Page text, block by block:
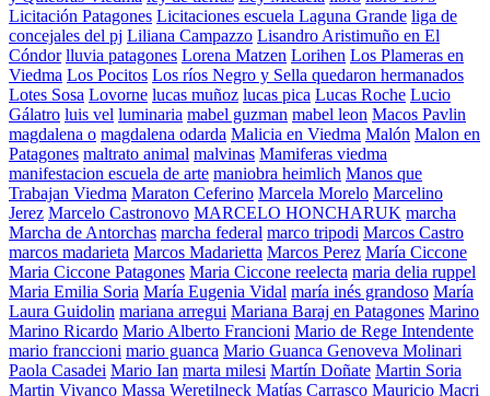
Licitación Patagones Licitaciones escuela Laguna Grande liga de
concejales del pj Liliana Campazzo Lisandro Aristimuño en El
Cóndor lluvia patagones Lorena Matzen Lorihen Los Plameras en
Viedma Los Pocitos Los ríos Negro y Sella quedaron hermanados
Lotes Sosa Lovorne lucas muñoz lucas pica Lucas Roche Lucio
Gálatro luis vel luminaria mabel guzman mabel leon Macos Pavlin
magdalena o magdalena odarda Malicia en Viedma Malón Malon en
Patagones maltrato animal malvinas Mamiferas viedma
manifestacion escuela de arte maniobra heimlich Manos que
Trabajan Viedma Maraton Ceferino Marcela Morelo Marcelino
Jerez Marcelo Castronovo MARCELO HONCHARUK marcha
Marcha de Antorchas marcha federal marco tripodi Marcos Castro
marcos madarieta Marcos Madarietta Marcos Perez María Ciccone
Maria Ciccone Patagones Maria Ciccone reelecta maria delia ruppel
Maria Emilia Soria María Eugenia Vidal maría inés grandoso María
Laura Guidolin mariana arregui Mariana Baraj en Patagones Marino
Marino Ricardo Mario Alberto Francioni Mario de Rege Intendente
mario franccioni mario guanca Mario Guanca Genoveva Molinari
Paola Casadei Mario Ian marta milesi Martín Doñate Martin Soria
Martin Vivanco Massa Weretilneck Matías Carrasco Mauricio Macri